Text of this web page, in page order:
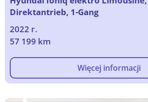
Direktantrieb, 1-Gang
2022 г.
57 199 km
Więcej informacji